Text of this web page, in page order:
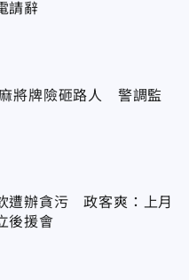
請辭
將牌險砸路人 警調監
遭辦貪污 政客爽：上月
後援會